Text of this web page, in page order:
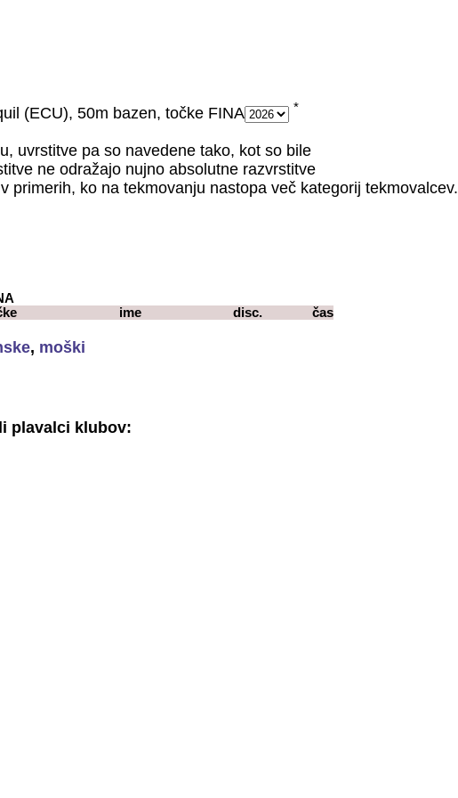
(ECU), 50m bazen, točke FINA *
uvrstitve pa so navedene tako, kot so bile
ne odražajo nujno absolutne razvrstitve
primerih, ko na tekmovanju nastopa več kategorij tekmovalcev.
ime disc. čas
, moški
plavalci klubov: